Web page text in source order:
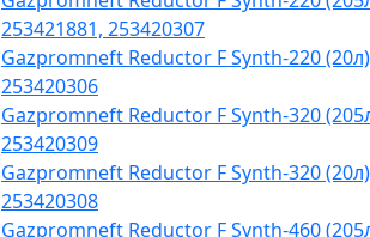
253421881, 253420307
Gazpromneft Reductor F Synth-220 (20л)
253420306
Gazpromneft Reductor F Synth-320
253420309
Gazpromneft Reductor F Synth-320 (20л)
253420308
Gazpromneft Reductor F Synth-460